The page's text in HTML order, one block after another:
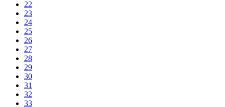
22
23
24
25
26
27
28
29
30
31
32
33